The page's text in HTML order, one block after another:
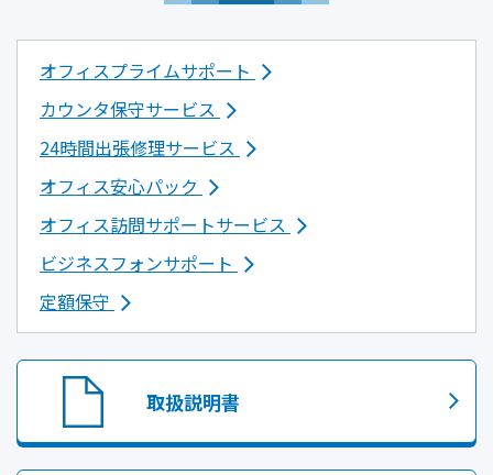
オフィスプライムサポート
カウンタ保守サービス
24時間出張修理サービス
オフィス安心パック
オフィス訪問サポートサービス
ビジネスフォンサポート
定額保守
取扱説明書